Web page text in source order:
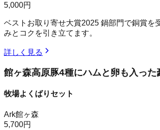
5,000円
ベストお取り寄せ大賞2025 鍋部門で銅賞
みとコクを引き立てます。
詳しく見る
館ヶ森高原豚4種にハムと卵も入った
牧場よくばりセット
Ark館ヶ森
5,700円